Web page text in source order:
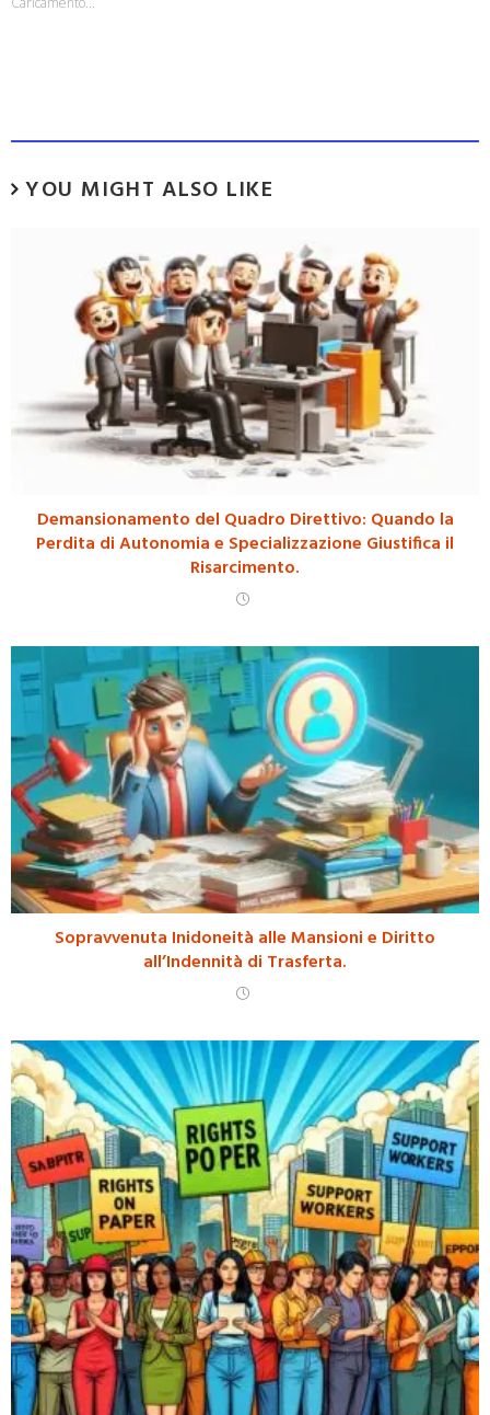
YOU MIGHT ALSO LIKE
Demansionamento del Quadro Direttivo: Quando la
Perdita di Autonomia e Specializzazione Giustifica il
Risarcimento.
Sopravvenuta Inidoneità alle Mansioni e Diritto
all’Indennità di Trasferta.